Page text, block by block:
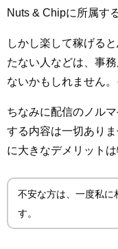
Nuts & Chipに所属す
しかし楽して稼げる
たない人などは、事
ないかもしれません
ちなみに配信のノル
する内容は一切あり
に大きなデメリット
不安な方は、一度私に
す。